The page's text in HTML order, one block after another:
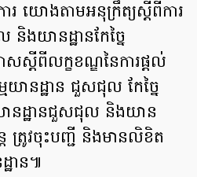
យោងតាមអនុក្រឹត្យស្តីពីការ
ងយានដ្ឋានកែច្នៃ
ស្តីពីលក្ខខណ្ឌនៃការផ្តល់
យានដ្ឋាន ជួសជុល កែច្នៃ
នដ្ឋានជួសជុល និងយាន
ត ត្រូវចុះបញ្ជី និងមានលិខិត
ឋាន៕